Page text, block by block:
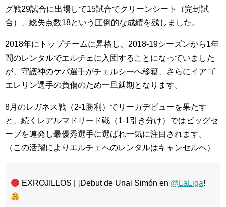
グ戦29試合に出場して15試合でクリーンシート（完封試
合）、総失点数18という圧倒的な成績を残しました。
2018年にトップチームに昇格し、2018-19シーズンから1年
間のレンタルでエルチェに入団することになっていました
が、守護神のケパ選手がチェルシーへ移籍、さらにイアゴ
エレリン選手の負傷のため一旦延期となります。
8月のレガネス戦（2-1勝利）でリーガデビューを果たす
と、続くレアルマドリード戦（1-1引き分け）ではビッグセ
ーブを連発し最優秀選手に選ばれ一気に注目されます。
（この活躍によりエルチェへのレンタルはキャンセルへ）
EXROJILLOS | ¡Debut de Unai Simón en @LaLiga!